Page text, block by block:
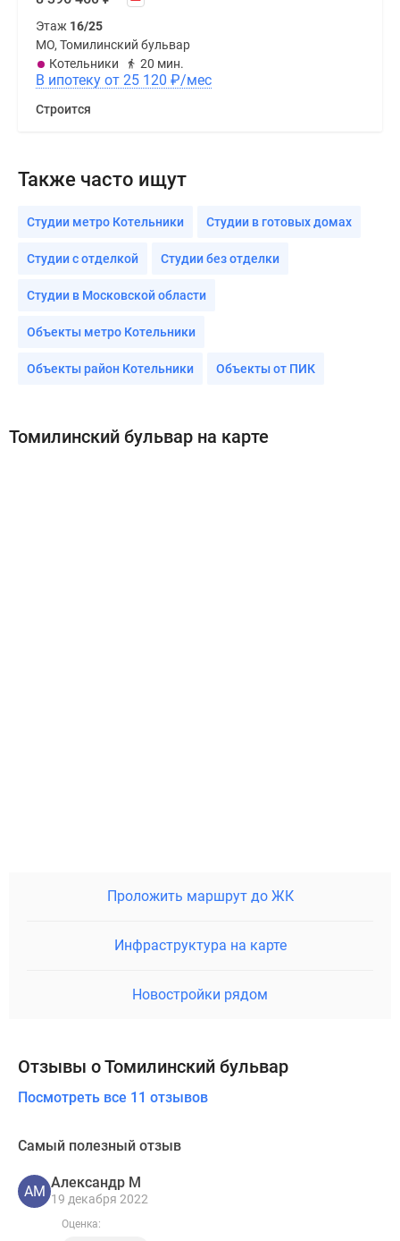
Этаж 16/25
МО, Томилинский бульвар
Котельники
20 мин.
В ипотеку от 25 120 ₽/мес
Строится
Также часто ищут
Студии метро Котельники Студии в готовых домах
Студии с отделкой Студии без отделки
Студии в Московской области
Объекты метро Котельники
Объекты район Котельники Объекты от ПИК
Томилинский бульвар на карте
Проложить маршрут до ЖК
Инфраструктура на карте
Новостройки рядом
Отзывы о Томилинский бульвар
Посмотреть все 11 отзывов
Самый полезный отзыв
АМ
Александр М
19 декабря 2022
Оценка: